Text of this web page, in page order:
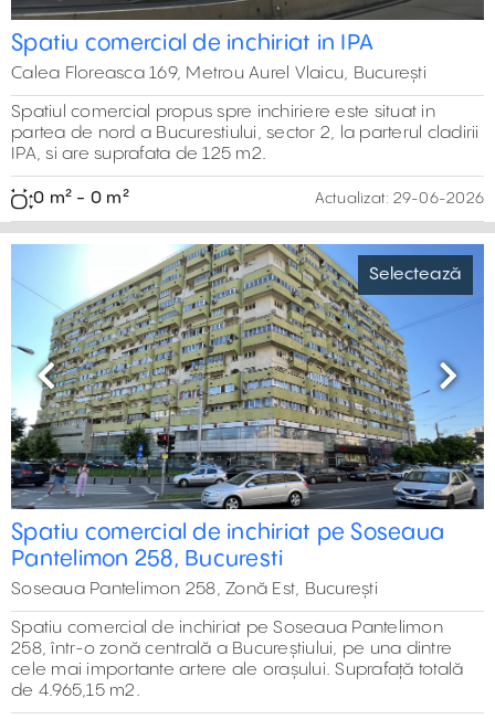
Spatiu comercial de inchiriat in IPA
Calea Floreasca 169, Metrou Aurel Vlaicu, București
Spatiul comercial propus spre inchiriere este situat in
partea de nord a Bucurestiului, sector 2, la parterul cladirii
IPA, si are suprafata de 125 m2.
0 m² - 0 m² Actualizat: 29-06-2026
Selectează
Previous Next
Spatiu comercial de inchiriat pe Soseaua
Pantelimon 258, Bucuresti
Soseaua Pantelimon 258, Zonă Est, București
Spatiu comercial de inchiriat pe Soseaua Pantelimon
258, într-o zonă centrală a Bucureștiului, pe una dintre
cele mai importante artere ale orașului. Suprafață totală
de 4.965,15 m2.